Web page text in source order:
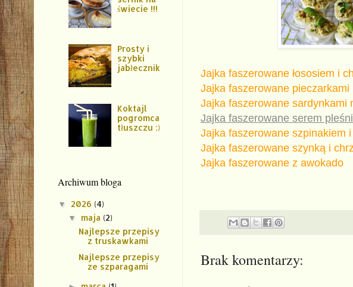
Jajka faszerowane łososiem i
Jajka faszerowane pieczarkami
Jajka faszerowane sardynkami
Jajka faszerowane serem
Jajka faszerowane szpinakiem
Jajka faszerowane szynką i
Jajka faszerowane z awokado
Brak komentarzy:
świecie !!!
Prosty i
szybki
jabłecznik
Koktajl
pogromca
tłuszczu :)
Archiwum bloga
▼ 2026 (4)
▼ maja (2)
Najlepsze przepisy
z truskawkami
Najlepsze przepisy
ze szparagami